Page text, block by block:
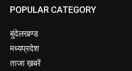
POPULAR CATEGORY
बुंदेलखण्ड
मध्यप्रदेश
ताजा ख़बरें